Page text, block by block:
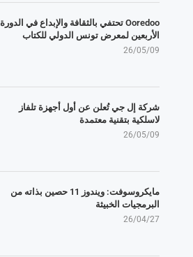
Ooredoo تحتفي بالثقافة والإبداع في الدورة
الأربعين لمعرض تونس الدولي للكتاب
26/05/09
شركة إل جي تُعلن عن أول أجهزة تلفاز
لاسلكية بتقنية معتمدة
26/05/09
مايكروسوفت: ويندوز 11 حصين بذاته من
البرمجيات الخبيثة
26/04/27